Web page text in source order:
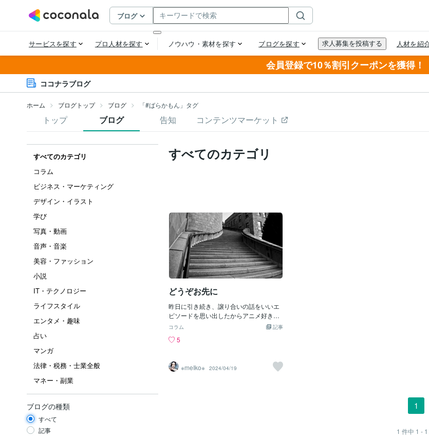
会員登録で10％割引クーポンを獲得！
ココナラブログ
ホーム ブログトップ ブログ 「#ばらかもん」タグ
トップ ブログ 告知 コンテンツマーケット
すべてのカテゴリ
コラム
ビジネス・マーケティング
デザイン・イラスト
学び
写真・動画
音声・音楽
美容・ファッション
小説
IT・テクノロジー
ライフスタイル
エンタメ・趣味
占い
マンガ
法律・税務・士業全般
マネー・副業
ブログの種類
すべて
記事
すべてのカテゴリ
どうぞお先に
昨日に引き続き、譲り合いの話をいいエ
ピソードを思い出したからアニメ好きで
よく見るんだけど『ばらかもん』で出て
心にゆとりが持てるの餅拾いをしている
餅拾いを重ねて落ち込んでいるそこに餅
拾いの達人のおばあちゃんが来る主人公
記事
コラム
5
※meIko※ 2024/04/19
1
1 件中 1 - 1